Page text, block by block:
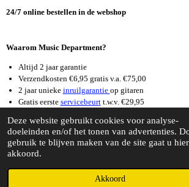
Deze website gebruikt cookies voor analyse-
doeleinden en/of het tonen van advertenties.
gebruik te blijven maken van de site gaat u
akkoord.
Akkoord
M
24/7 online bestellen in de webshop
Waarom Music Department?
Altijd 2 jaar garantie
Verzendkosten €6,95 gratis v.a. €75,00
2 jaar unieke inruilgarantie op gitaren
Gratis eerste servicebeurtt.w.v. €29,95
© 2026 Music Department Dordrecht
Telefoonnummer